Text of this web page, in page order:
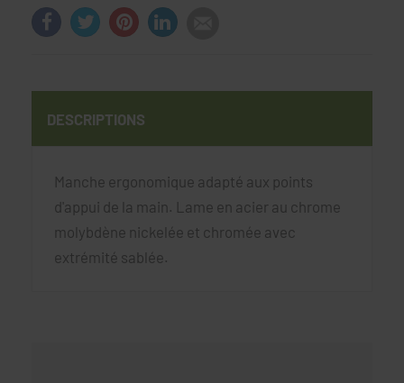
DESCRIPTIONS
Manche ergonomique adapté aux points
d'appui de la main. Lame en acier au chrome
molybdène nickelée et chromée avec
extrémité sablée.